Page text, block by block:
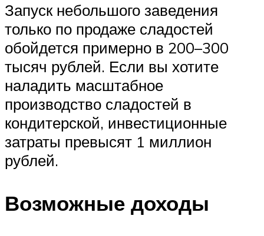
Запуск небольшого заведения
только по продаже сладостей
обойдется примерно в 200–300
тысяч рублей. Если вы хотите
наладить масштабное
производство сладостей в
кондитерской, инвестиционные
затраты превысят 1 миллион
рублей.
Возможные доходы